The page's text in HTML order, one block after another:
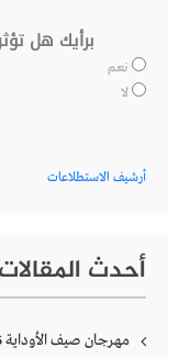
برأيك هل
نعم
لا
أرشيف الاستطلاعات
أحدث المقالات